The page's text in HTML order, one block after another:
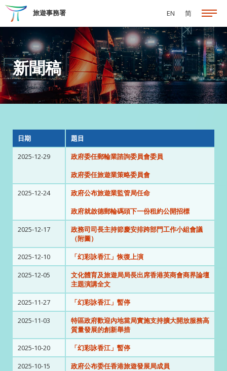
跳至主要內容
旅遊事務署 EN 简
新聞稿
日期
題目
2025-12-29
政府委任郵輪業諮詢委員會委員
政府委任旅遊業策略委員會
2025-12-24
政府公布旅遊業監管局任命
政府就啟德郵輪碼頭下一份租約公開招標
2025-12-17
政務司司長主持節慶安排跨部門工作小組會議
（附圖）
2025-12-10
「幻彩詠香江」恢復上演
2025-12-05
文化體育及旅遊局局長出席香港英商會商界論壇
主題演講全文
2025-11-27
「幻彩詠香江」暫停
2025-11-03
特區政府歡迎內地當局實施支持擴大開放服務高
質量發展的創新舉措
2025-10-20
「幻彩詠香江」暫停
2025-10-15
政府公布委任香港旅遊發展局成員